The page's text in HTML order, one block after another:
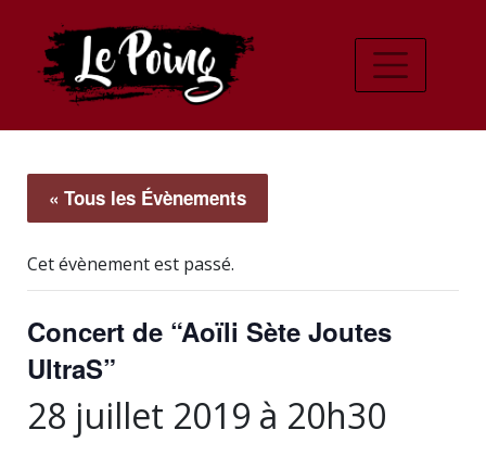
« Tous les Évènements
Cet évènement est passé.
Concert de “Aoïli Sète Joutes
UltraS”
28 juillet 2019 à 20h30